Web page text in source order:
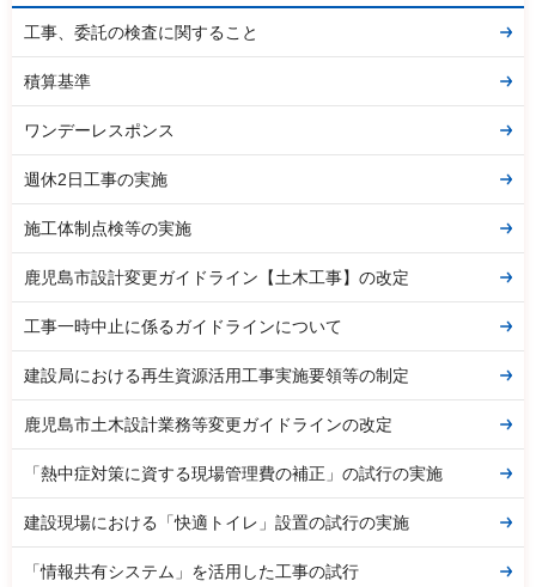
工事、委託の検査に関すること
積算基準
ワンデーレスポンス
週休2日工事の実施
施工体制点検等の実施
鹿児島市設計変更ガイドライン【土木工事】の改定
工事一時中止に係るガイドラインについて
建設局における再生資源活用工事実施要領等の制定
鹿児島市土木設計業務等変更ガイドラインの改定
「熱中症対策に資する現場管理費の補正」の試行の実施
建設現場における「快適トイレ」設置の試行の実施
「情報共有システム」を活用した工事の試行